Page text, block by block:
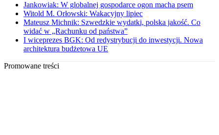
Jankowiak: W globalnej gospodarce ogon macha psem
Witold M. Orłowski: Wakacyjny lipiec
Mateusz Michnik: Szwedzkie wydatki, polska jakość. Co
widać w „Rachunku od państwa”
I wiceprezes BGK: Od redystrybucji do inwestycji. Nowa
architektura budżetowa UE
Promowane treści